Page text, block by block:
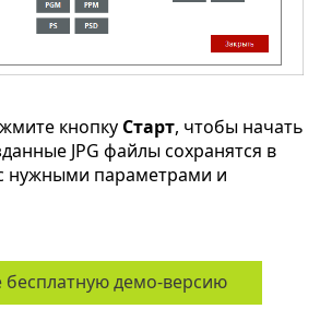
кнопку Старт, чтобы начать
JPG файлы сохранятся в
нужными параметрами и
бесплатную демо-версию